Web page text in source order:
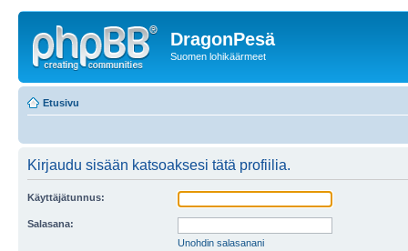
DragonPesä
Suomen lohikäärmeet
Etusivu
Kirjaudu sisään katsoaksesi tätä profiilia.
Käyttäjätunnus:
Salasana:
Unohdin salasanani